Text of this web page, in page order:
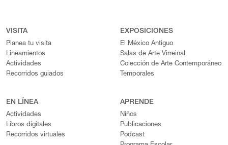
VISITA
Planea tu visita
Lineamientos
Actividades
Recorridos guiados
EXPOSICIONES
El México Antiguo
Salas de Arte Virreinal
Colección de Arte Contemporáneo
Temporales
EN LÍNEA
Actividades
Libros digitales
Recorridos virtuales
APRENDE
Niños
Publicaciones
Podcast